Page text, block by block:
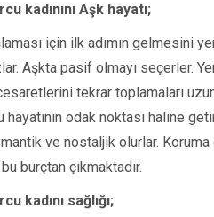
kadınını Aşk hayatı;
için ilk adımın gelmesini
Aşkta pasif olmayı seçerler.
tekrar toplamaları
hayatının odak noktası haline
ve nostaljik olurlar.
burçtan çıkmaktadır.
kadını sağlığı;